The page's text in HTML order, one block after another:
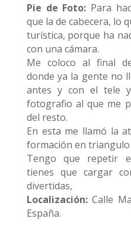
Pie de Foto: Para
que la de cabecera, lo
turística, porque ha
con una cámara.
Me coloco al final
donde ya la gente no
antes y con el tele
fotografio al que me
del resto.
En esta me llamó la
formación en
Tengo que repetir
tienes que cargar
divertidas,
Localización:Calle
España.